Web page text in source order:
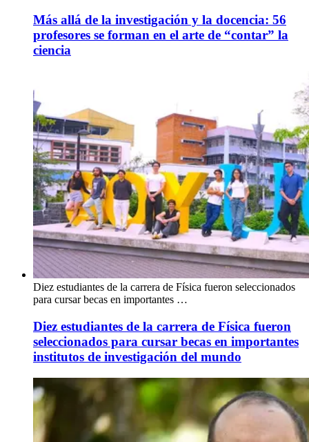
Más allá de la investigación y la docencia: 56
profesores se forman en el arte de “contar” la
ciencia
Diez estudiantes de la carrera de Física fueron seleccionados
para cursar becas en importantes …
Diez estudiantes de la carrera de Física fueron
seleccionados para cursar becas en importantes
institutos de investigación del mundo